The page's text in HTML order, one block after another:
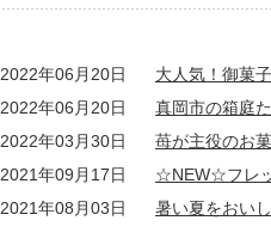
2022年06月20日
大人気！御菓
2022年06月20日
真岡市の箱庭
2022年03月30日
苺が主役のお
2021年09月17日
☆NEW☆フレ
2021年08月03日
暑い夏をおい